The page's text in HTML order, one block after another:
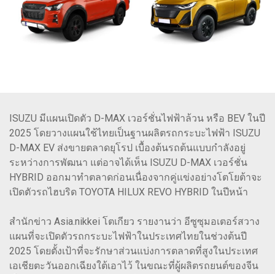
ISUZU มีแผนเปิดตัว D-MAX เวอร์ชั่นไฟฟ้าล้วน หรือ BEV ในปี
2025 โดยวางแผนใช้ไทยเป็นฐานผลิตรถกระบะไฟฟ้า ISUZU
D-MAX EV ส่งขายตลาดยุโรป เบื้องต้นรถต้นแบบกำลังอยู่
ระหว่างการพัฒนา แต่อาจได้เห็น ISUZU D-MAX เวอร์ชั่น
HYBRID ออกมาทำตลาดก่อนเนื่องจากคู่แข่งอย่างโตโยต้าจะ
เปิดตัวรถไฮบริด TOYOTA HILUX REVO HYBRID ในปีหน้า
สำนักข่าว Asia.nikkei โตเกียว รายงานว่า อีซูซุมอเตอร์สวาง
แผนที่จะเปิดตัวรถกระบะไฟฟ้าในประเทศไทยในช่วงต้นปี
2025 โดยตั้งเป้าที่จะรักษาส่วนแบ่งการตลาดที่สูงในประเทศ
เอเชียตะวันออกเฉียงใต้เอาไว้ ในขณะที่ผู้ผลิตรถยนต์ของจีน